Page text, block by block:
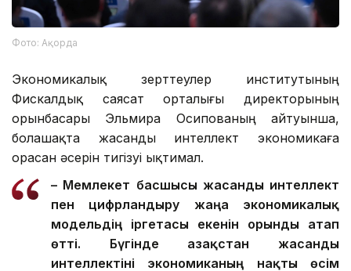
Фото: Ақорда
Экономикалық зерттеулер институтының
Фискалдық саясат орталығы директорының
орынбасары Эльмира Осипованың айтуынша,
болашақта жасанды интеллект экономикаға
орасан әсерін тигізуі ықтимал.
– Мемлекет басшысы жасанды интеллект
пен цифрландыру жаңа экономикалық
модельдің іргетасы екенін орынды атап
өтті. Бүгінде Қазақстан жасанды
интеллектіні экономиканың нақты өсім